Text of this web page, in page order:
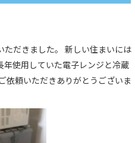
だきました。 新しい住まいには
使用していた電子レンジと冷蔵
依頼いただきありがとうございま